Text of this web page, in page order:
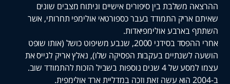
משלבת בין סיפורים אישיים וניתוח מצבים שונים
אריק התמודד בעבר כספורטאי אולימפי תחרותי, אשר
בארבע אולימפיאדות.
אחרי ההפסד בסידני 2000, שנבע משיפוט כושל (אותו שופט
לשנתיים בעקבות הפסיקה שלו), נאלץ אריק לגייס את
בשביל הזכות להתמודד שוב.